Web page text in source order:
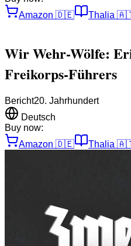
Amazon 🇩🇪 Thalia
Wir Wehr-Wölfe:
Freikorps-Führers
Bericht20. Jahrhundert
Deutsch
Buy now:
Amazon 🇩🇪 Thalia